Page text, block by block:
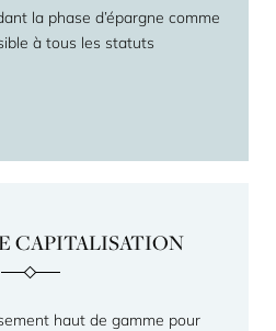
la phase d’épargne comme
à tous les statuts
CAPITALISATION
haut de gamme pour